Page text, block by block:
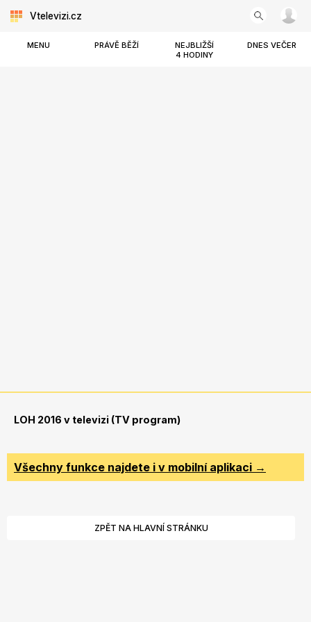
Vtelevizi.cz
MENU PRÁVĚ BĚŽÍ
NEJBLIŽŠÍ
4 HODINY
DNES VEČER
LOH 2016 v televizi (TV program)
Všechny funkce najdete i v mobilní aplikaci →
ZPĚT NA HLAVNÍ STRÁNKU